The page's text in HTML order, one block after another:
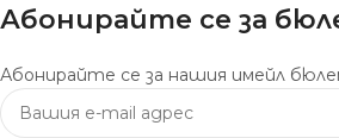
Абонирайте се за
Абонирайте се за нашия имейл